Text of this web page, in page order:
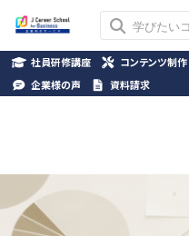
社員研修講座 コンテンツ制作
企業様の声
資料請求